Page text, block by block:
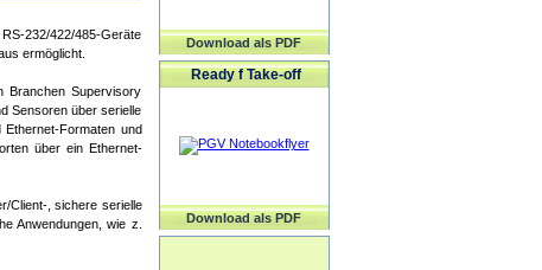
232/422/485-Geräte
ermöglicht.
Branchen Supervisory
Sensoren über serielle
Ethernet-Formaten und
über ein Ethernet-
Client-, sichere serielle
Anwendungen, wie z.
Download als PDF
Ready f Take-off
Download als PDF